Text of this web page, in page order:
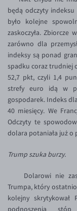
Inne pary walutowe
AUD/PLN
BGN/PLN
CAD/PLN
CNY/PLN
HKD/PLN
HUF/PLN
ILS/PLN
NZD/PLN
RON/PLN
SGD/PLN
TRY/PLN
Aplikacja mobilna
Bezpieczeństwo
Pomoc
Pomoc
FAQ
Konto i opłaty
Wymiana walut
Banki i przelewy
Słowniczek
Poradnik
KONTAKT
Kontakt
Dla mediów
PL
będą odczyty
było kolejne
zaskoczyła. Zbiorcze
zarówno dla
indeksy są ponad
spadku coraz trudniej
52,7 pkt, czyli 1,4
strefy euro idą w
gospodarek. Indeks
40 miesięcy. We
Odczyty te
dolara potaniała już o
Trump szuka burzy.
Dolarowi nie
Trumpa, który ostatnio
kolejny
podnoszenia